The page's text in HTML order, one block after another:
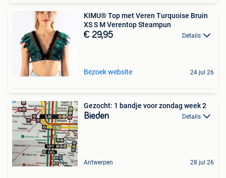
KIMU® Top met Veren Turquoise Bruin
XS S M Verentop Steampun
€ 29,95 Details
Bezoek website 24 jul 26
Gezocht: 1 bandje voor zondag week 2
Bieden Details
Antwerpen 28 jul 26